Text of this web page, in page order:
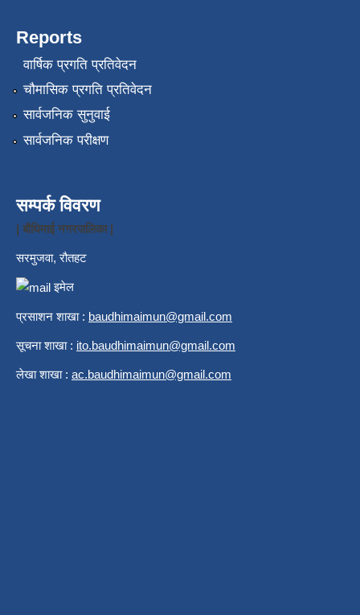
Reports
वार्षिक प्रगति प्रतिवेदन
चौमासिक प्रगति प्रतिवेदन
सार्वजनिक सुनुवाई
सार्वजनिक परीक्षण
सम्पर्क विवरण
| बौधिमाई नगरपालिका |
सरमुजवा, रौतहट
इमेल
प्रसाशन शाखा : baudhimaimun@gmail.com
सूचना शाखा : ito.baudhimaimun@gmail.com
लेखा शाखा : ac.baudhimaimun@gmail.com